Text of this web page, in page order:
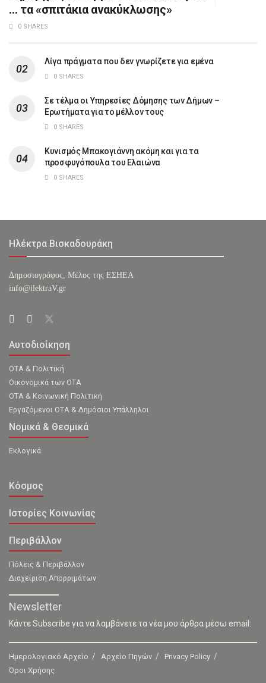
… τα «σπιτάκια ανακύκλωσης»
0 SHARES
Λίγα πράγματα που δεν γνωρίζετε για εμένα
0 SHARES
Σε τέλμα οι Υπηρεσίες Δόμησης των Δήμων –
Ερωτήματα για το μέλλον τους
0 SHARES
Κυνισμός Μπακογιάννη ακόμη και για τα
προσφυγόπουλα του Ελαιώνα
0 SHARES
Ηλέκτρα Βισκαδουράκη
Δημοσιογράφος, Μέλος της ΕΣHΕΑ
info@ilektraV.gr
Αυτοδιοίκηση
ΟΤΑ & Πολιτική
Οικονομικά των ΟΤΑ
ΟΤΑ & Κοινωνική Πολιτική
Εργαζόμενοι ΟΤΑ & Δημόσιοι Υπάλληλοι
Νομικά & Θεσμικά
Εκλογικά
Κόσμος
Ιστορίες Κοινωνίας
Περιβάλλον
Πόλεις & Περιβάλλον
Διαχείριση Απορριμάτων
Newsletter
Κάντε Subscribe για να λαμβάνετε τα νέα μου άρθρα μέσω email:
Ημερολογιακό Αρχείο Αρχείο Πηγών
Privacy Policy
Όροι Χρήσης